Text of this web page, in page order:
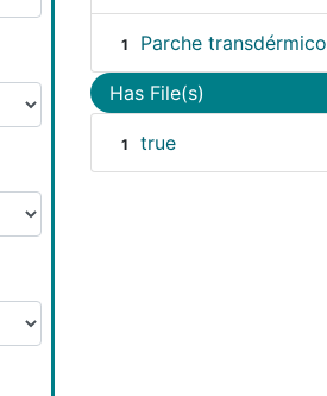
1 Parche transdérmico
Has File(s)
1 true